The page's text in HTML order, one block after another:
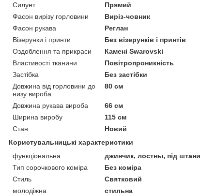
Силует
Прямий
Фасон вирізу горловини
Виріз-човник
Фасон рукава
Реглан
Візерунки і принти
Без візерунків і принтів
Оздоблення та прикраси
Камені Swarovski
Властивості тканини
Повітропроникність
Застібка
Без застібки
Довжина від горловини до
низу вироба
80 см
Довжина рукава вироба
66 см
Ширина виробу
115 см
Стан
Новий
Користувальницькі характеристики
функціональна
джинчик, лостны, під штани
Тип сорочкового коміра
Без коміра
Стиль
Святковий
молодіжна
стильна